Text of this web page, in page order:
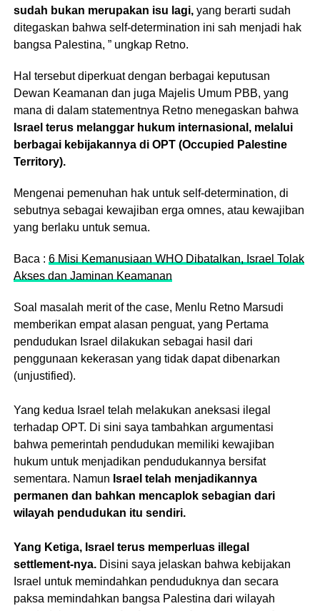
sudah bukan merupakan isu lagi,yang berarti sudah
ditegaskan bahwa self-determination ini sah menjadi hak
bangsa Palestina, ” ungkap Retno.
Hal tersebut diperkuat dengan berbagai keputusan
Dewan Keamanan dan juga Majelis Umum PBB, yang
mana di dalam statementnya Retno menegaskan bahwa
Israel terus melanggar hukum internasional, melalui
berbagai kebijakannya di OPT (Occupied Palestine
Territory).
Mengenai pemenuhan hak untuk self-determination, di
sebutnya sebagai kewajiban erga omnes, atau kewajiban
yang berlaku untuk semua.
Baca : 6 Misi Kemanusiaan WHO Dibatalkan, Israel Tolak
Akses dan Jaminan Keamanan
Soal masalah merit of the case, Menlu Retno Marsudi
memberikan empat alasan penguat, yang Pertama
pendudukan Israel dilakukan sebagai hasil dari
penggunaan kekerasan yang tidak dapat dibenarkan
(unjustified).
Yang kedua Israel telah melakukan aneksasi ilegal
terhadap OPT. Di sini saya tambahkan argumentasi
bahwa pemerintah pendudukan memiliki kewajiban
hukum untuk menjadikan pendudukannya bersifat
sementara. Namun Israel telah menjadikannya
permanen dan bahkan mencaplok sebagian dari
wilayah pendudukan itu sendiri.
Yang Ketiga, Israel terus memperluas illegal
settlement-nya.Disini saya jelaskan bahwa kebijakan
Israel untuk memindahkan penduduknya dan secara
paksa memindahkan bangsa Palestina dari wilayah